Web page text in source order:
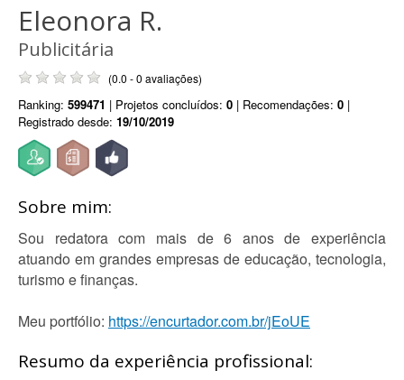
Eleonora R.
Publicitária
(0.0 - 0 avaliações)
Ranking: 599471 | Projetos concluídos: 0 | Recomendações: 0 |
Registrado desde: 19/10/2019
Sobre mim:
Sou redatora com mais de 6 anos de experiência
atuando em grandes empresas de educação, tecnologia,
turismo e finanças.
Meu portfólio: https://encurtador.com.br/jEoUE
Resumo da experiência profissional: